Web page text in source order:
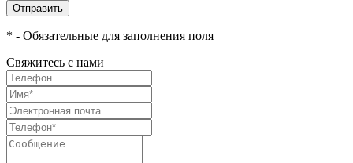
Отправить
* - Обязательные для заполнения поля
Свяжитесь с нами